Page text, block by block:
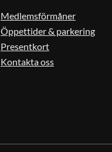
Medlemsförmåner
Öppettider & parkering
Presentkort
Kontakta oss